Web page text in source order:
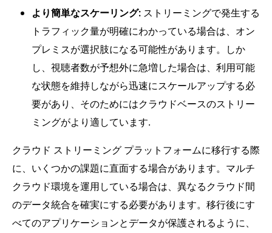
より簡単なスケーリング: ストリーミングで発生する
トラフィック量が明確にわかっている場合は、オン
プレミスが選択肢になる可能性があります。しか
し、視聴者数が予想外に急増した場合は、利用可能
な状態を維持しながら迅速にスケールアップする必
要があり、そのためにはクラウドベースのストリー
ミングがより適しています.
クラウド ストリーミング プラットフォームに移行する際
に、いくつかの課題に直面する場合があります。マルチ
クラウド環境を運用している場合は、異なるクラウド間
のデータ統合を確実にする必要があります。移行後にす
べてのアプリケーションとデータが保護されるように、